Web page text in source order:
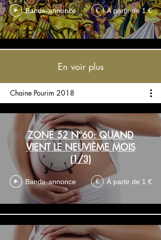
Bande-annonce € À partir de 1 €
En voir plus
Chaine Pourim 2018
ZONE 52 N°60: QUAND
VIENT LE NEUVIÈME MOIS
(1/3)
Bande-annonce € À partir de 1 €